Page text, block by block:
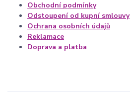
Obchodní podmínky
Odstoupení od kupní smlouvy
Ochrana osobních údajů
Reklamace
Doprava a platba